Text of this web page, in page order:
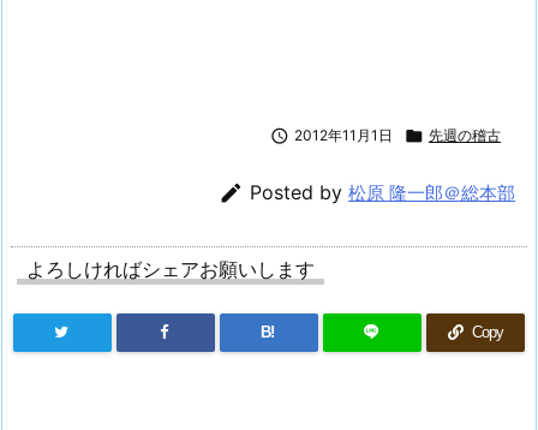
 2012年11月1日  先週の稽古
 Posted by 松原 隆一郎＠総本部
よろしければシェアお願いします
B! Copy